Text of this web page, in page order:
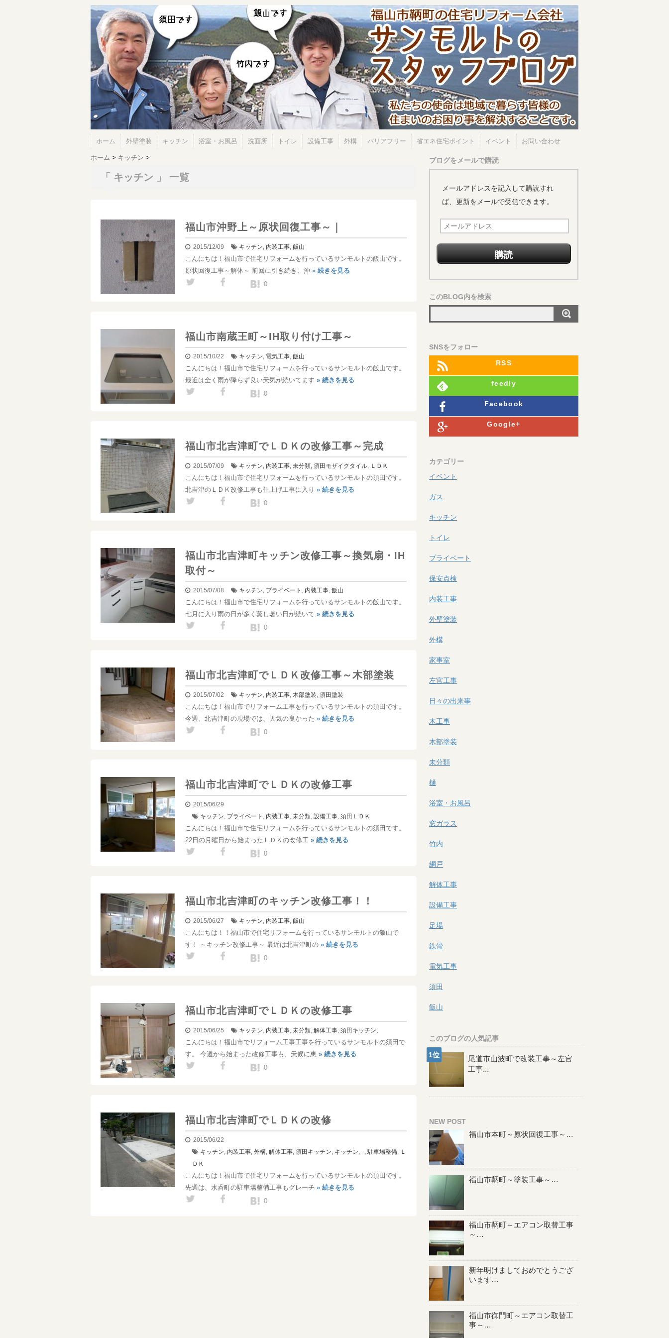
ホーム 外壁塗装 キッチン 浴室・お風呂 洗面所 トイレ 設備工事 外構 バリアフリー 省エネ住宅ポイント イベント お問い合わせ
ホーム > キッチン >
「 キッチン 」 一覧
福山市沖野上～原状回復工事～｜
2015/12/09 キッチン, 内装工事,飯山
こんにちは！福山市で住宅リフォームを行っているサンモルトの飯山です。
原状回復工事～解体～ 前回に引き続き、沖 » 続きを見る
0
福山市南蔵王町～IH取り付け工事～
2015/10/22 キッチン, 電気工事,飯山
こんにちは！福山市で住宅リフォームを行っているサンモルトの飯山です。
最近は全く雨が降らず良い天気が続いてます » 続きを見る
0
福山市北吉津町でＬＤＫの改修工事～完成
2015/07/09 キッチン, 内装工事,未分類,須田 モザイクタイル, ＬＤＫ
こんにちは！福山市で住宅リフォームを行っているサンモルトの須田です。
北吉津のＬＤＫ改修工事も仕上げ工事に入り » 続きを見る
0
福山市北吉津町キッチン改修工事～換気扇・IH
取付～
2015/07/08 キッチン, プライベート , 内装工事,飯山
こんにちは！福山市で住宅リフォームを行っているサンモルトの飯山です。
七月に入り雨の日が多く蒸し暑い日が続いて » 続きを見る
0
福山市北吉津町でＬＤＫ改修工事～木部塗装
2015/07/02 キッチン, 内装工事,木部塗装,須田塗装
こんにちは！福山市でリフォーム工事を行っているサンモルトの須田です。
今週、北吉津町の現場では、天気の良かった » 続きを見る
0
福山市北吉津町でＬＤＫの改修工事
2015/06/29
キッチン, プライベート , 内装工事,未分類,設備工事,須田 ＬＤＫ
こんにちは！福山市で住宅リフォームを行っているサンモルトの須田です。
22日の月曜日から始まったＬＤＫの改修工 » 続きを見る
0
福山市北吉津町のキッチン改修工事！！
2015/06/27 キッチン, 内装工事,飯山
こんにちは！！福山市で住宅リフォームを行っているサンモルトの飯山で
す！ ～キッチン改修工事～ 最近は北吉津町の » 続きを見る
0
福山市北吉津町でＬＤＫの改修工事
2015/06/25 キッチン, 内装工事,未分類,解体工事,須田 キッチン、
こんにちは！福山市でリフォーム工事工事を行っているサンモルトの須田で
す。 今週から始まった改修工事も、天候に恵 » 続きを見る
0
福山市北吉津町でＬＤＫの改修
2015/06/22
キッチン, 内装工事,外構,解体工事,須田 キッチン, キッチン、 ,駐車場整備, Ｌ
ＤＫ
こんにちは！福山市で住宅リフォームを行っているサンモルトの須田です。
先週は、水呑町の駐車場整備工事もグレーチ » 続きを見る
0
ブログをメールで購読
メールアドレスを記入して購読すれ
ば、更新をメールで受信できます。
ア
ド
レ
ス
このBLOG内を検索
SNSをフォロー
RSS
feedly
Facebook
Google+
カテゴリー
イベント
ガス
キッチン
トイレ
プライベート
保安点検
内装工事
外壁塗装
外構
家事室
左官工事
日々の出来事
木工事
木部塗装
未分類
樋
浴室・お風呂
窓ガラス
竹内
網戸
解体工事
設備工事
足場
鉄骨
電気工事
須田
飯山
このブログの人気記事
尾道市山波町で改装工事～左官
工事...
NEW POST
福山市本町～原状回復工事～…
福山市鞆町～塗装工事～…
福山市鞆町～エアコン取替工事
～…
新年明けましておめでとうござ
います…
福山市御門町～エアコン取替工
事～…